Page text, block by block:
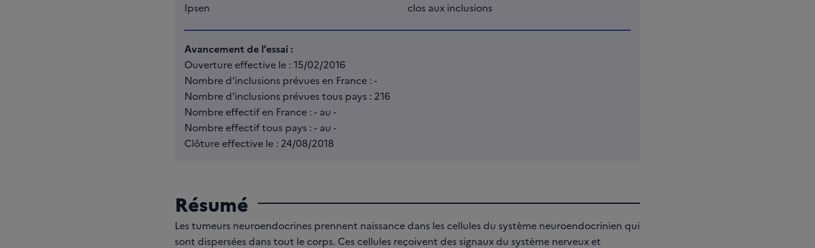
Ipsen
clos aux inclusions
Avancement de l'essai :
Ouverture effective le : 15/02/2016
Nombre d'inclusions prévues en France : -
Nombre d'inclusions prévues tous pays : 216
Nombre effectif en France : - au -
Nombre effectif tous pays : - au -
Clôture effective le : 24/08/2018
Résumé
Les tumeurs neuroendocrines prennent naissance dans les cellules du système neuroendocrinien qui
sont dispersées dans tout le corps. Ces cellules reçoivent des signaux du système nerveux et